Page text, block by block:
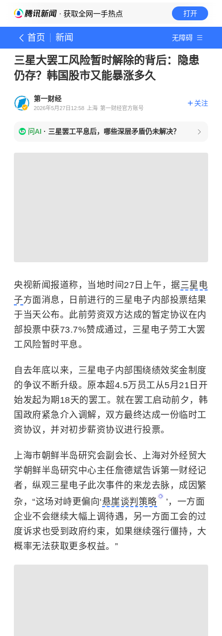
· 获取全网一手热点 打开
首页 新闻 无障碍
三星大罢工风险暂时解除的背后：隐患
仍存？韩国股市又能暴涨多久
第一财经
2026年5月27日12:58 上海 第一财经官方账号
关注
问AI · 三星罢工平息后，哪些深层矛盾仍未解决？
央视新闻报道称，当地时间27日上午，据三星电
子方面消息，日前进行的三星电子内部投票结果
于当天公布。此前劳资双方达成的暂定协议在内
部投票中获73.7%赞成通过，
三星电子劳工大罢
工风险暂时平息。
自去年底以来，三星电子内部围绕绩效奖金制度
的争议不断升级。原本超4.5万员工从5月21日开
始发起为期18天的罢工。就在罢工启动前夕，韩
国政府紧急介入调解，双方最终达成一份临时工
资协议，并对初步薪资协议进行投票。
上海市朝鲜半岛研究会副会长、上海对外经贸大
学朝鲜半岛研究中心主任詹德斌告诉第一财经记
者，纵观三星电子此次事件的来龙去脉，成因繁
杂，“这场对峙更偏向‘悬崖谈判策略
’，一方面
企业不会继续大幅上调待遇，另一方面工会的过
度诉求也受到政府约束，如果继续强行僵持，大
概率无法获取更多权益。”